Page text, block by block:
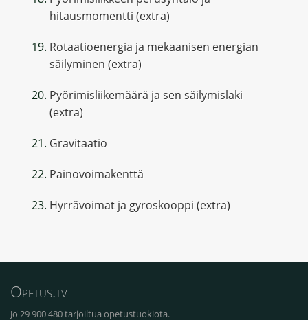
hitausmomentti (extra)
Rotaatioenergia ja mekaanisen energian
säilyminen (extra)
Pyörimisliikemäärä ja sen säilymislaki
(extra)
Gravitaatio
Painovoimakenttä
Hyrrävoimat ja gyroskooppi (extra)
Opetus.tv
Jo 29 900 480 tarjoiltua opetustuokiota.